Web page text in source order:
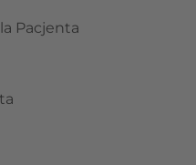
Pacjenta